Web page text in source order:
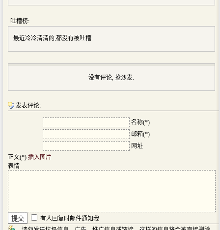
吐槽榜:
最近冷冷清清的,都没有被吐槽.
没有评论, 抢沙发.
发表评论:
名称(*)
邮箱(*)
网址
正文(*) 插入图片
表情
有人回复时邮件通知我